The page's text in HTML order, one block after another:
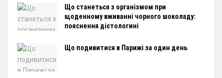
Що станеться з організмом при
щоденному вживанні чорного шоколаду:
пояснення дієтологині
Що подивитися в Парижі за один день